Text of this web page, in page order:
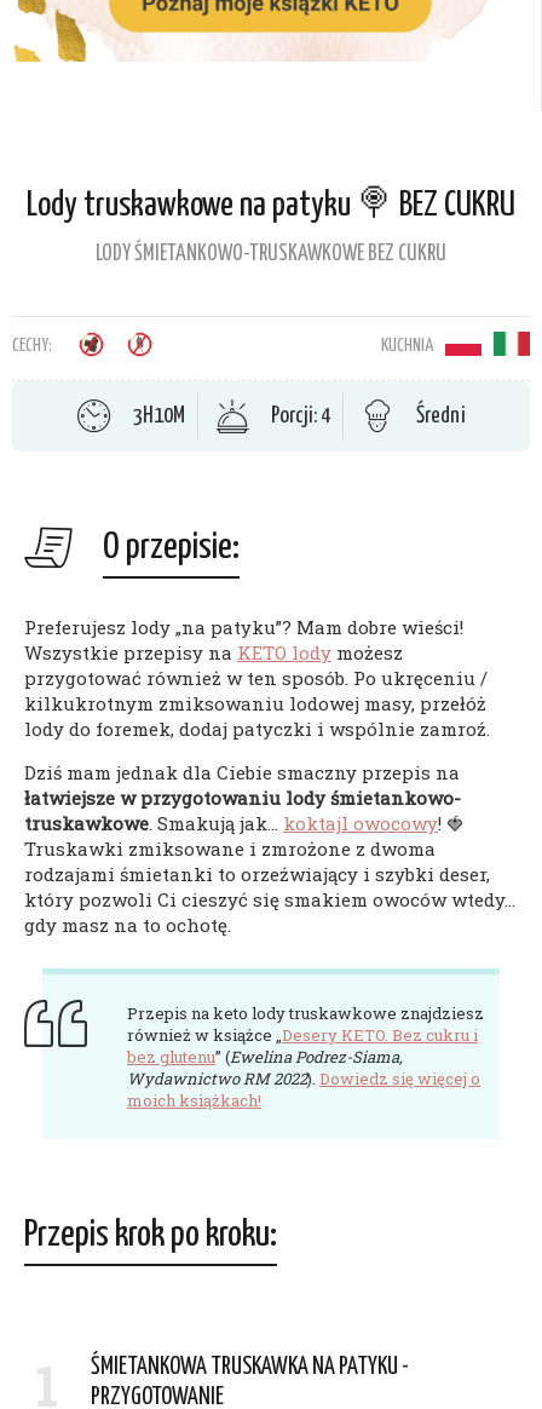
Lody truskawkowe na patyku 🍭 BEZ CUKRU
LODY ŚMIETANKOWO-TRUSKAWKOWE BEZ CUKRU
CECHY: KUCHNIA
3H10M Porcji: 4 Średni
O przepisie:
Preferujesz lody „na patyku”? Mam dobre wieści!
Wszystkie przepisy na KETO lody możesz
przygotować również w ten sposób. Po ukręceniu /
kilkukrotnym zmiksowaniu lodowej masy, przełóż
lody do foremek, dodaj patyczki i wspólnie zamroź.
Dziś mam jednak dla Ciebie smaczny przepis na
łatwiejsze w przygotowaniu lody śmietankowo-
truskawkowe. Smakują jak… koktajl owocowy! 🍓
Truskawki zmiksowane i zmrożone z dwoma
rodzajami śmietanki to orzeźwiający i szybki deser,
który pozwoli Ci cieszyć się smakiem owoców wtedy…
gdy masz na to ochotę.
Przepis na keto lody truskawkowe znajdziesz
również w książce „Desery KETO. Bez cukru i
bez glutenu” (Ewelina Podrez-Siama,
Wydawnictwo RM 2022). Dowiedz się więcej o
moich książkach!
Przepis krok po kroku:
1
ŚMIETANKOWA TRUSKAWKA NA PATYKU -
PRZYGOTOWANIE